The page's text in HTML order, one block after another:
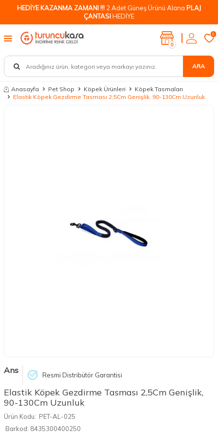
HEDİYE KAZANMA ZAMANI !!! 2 Adet Güneş Ürünü Alana PLAJ
ÇANTASIHEDİYE
ARA
0
0
Anasayfa Pet Shop Köpek Ürünleri
Köpek Tasmaları
Elastik Köpek Gezdirme Tasması 2,5Cm Genişlik, 90-130Cm Uzunluk
Ans Resmi Distribütör Garantisi
Elastik Köpek Gezdirme Tasması 2,5Cm Genişlik,
90-130Cm Uzunluk
Ürün Kodu: PET-AL-025
Barkod: 8435300400250